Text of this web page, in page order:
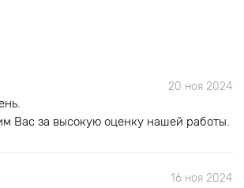
20 ноя 2024
Вас за высокую оценку нашей работы.
16 ноя 2024